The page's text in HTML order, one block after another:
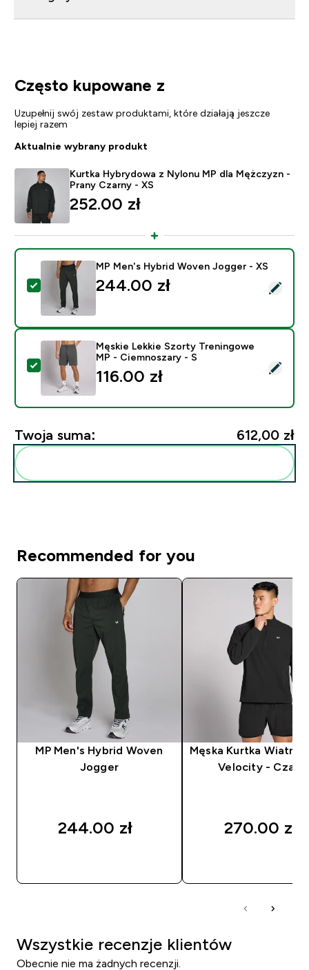
Często kupowane z
Uzupełnij swój zestaw produktami, które działają jeszcze
lepiej razem
Aktualnie wybrany produkt
Kurtka Hybrydowa z Nylonu MP dla Mężczyzn -
Prany Czarny - XS
252.00 zł‎
Wybierz ten produkt - MP Men's Hybrid Woven
MP Men's Hybrid Woven Jogger - XS
244.00 zł‎
Wybierz ten produkt - Męskie Lekkie Szorty
Męskie Lekkie Szorty Treningowe
MP - Ciemnoszary - S
116.00 zł‎
Twoja suma: 612,00 zł‎
Recommended for you
MP Men's Hybrid Woven
Jogger
244.00 zł‎
Męska Kurtka
Velocity -
270.00 zł‎
Wszystkie recenzje klientów
Obecnie nie ma żadnych recenzji.